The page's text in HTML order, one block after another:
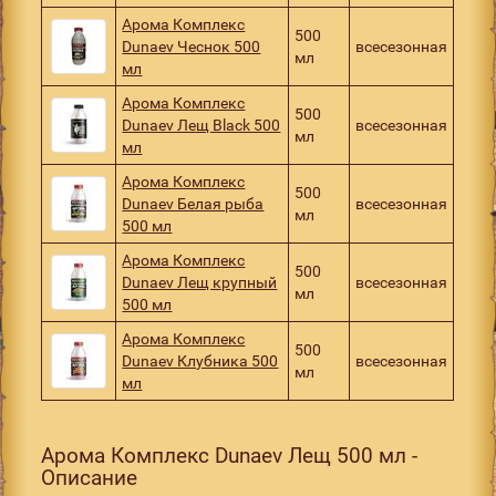
Арома Комплекс
Dunaev Чеснок 500
мл
500
мл
всесезонная
Арома Комплекс
Dunaev Лещ Black 500
мл
500
мл
всесезонная
Арома Комплекс
Dunaev Белая рыба
500 мл
500
мл
всесезонная
Арома Комплекс
Dunaev Лещ крупный
500 мл
500
мл
всесезонная
Арома Комплекс
Dunaev Клубника 500
мл
500
мл
всесезонная
Арома Комплекс Dunaev Лещ 500 мл -
Описание